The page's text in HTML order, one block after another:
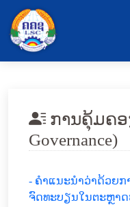
ການຄຸ້ມຄອ
Governance)
- ຄໍາແນະນຳວ່າດ້ວຍ
ຈົດທະບຽນໃນຕະຫຼາ